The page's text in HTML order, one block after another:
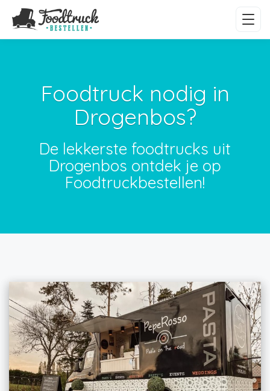
Foodtruck nodig in
Drogenbos?
De lekkerste foodtrucks uit
Drogenbos ontdek je op
Foodtruckbestellen!